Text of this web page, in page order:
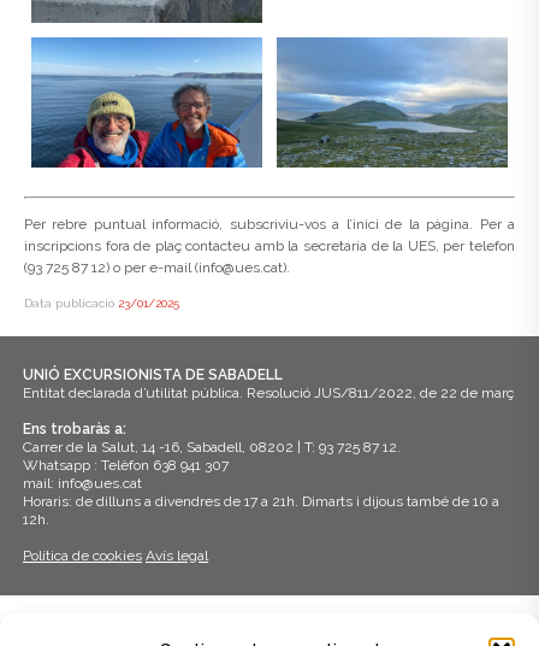
Per rebre puntual informació, subscriviu-vos a l’inici de la pàgina. Per a
inscripcions fora de plaç contacteu amb la secretaria de la UES, per telefon
(93 725 87 12) o per e-mail (info@ues.cat).
Data publicació 23/01/2025
UNIÓ EXCURSIONISTA DE SABADELL
Entitat declarada d’utilitat pública. Resolució JUS/811/2022, de 22 de març
Ens trobaràs a:
Carrer de la Salut, 14 -16, Sabadell, 08202 | T: 93 725 87 12.
Whatsapp : Telèfon 638 941 307
mail: info@ues.cat
Horaris: de dilluns a divendres de 17 a 21h. Dimarts i dijous també de 10 a
12h.
Política de cookies Avís legal